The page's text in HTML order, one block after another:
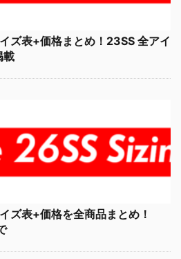
ズ表+価格まとめ！23SS 全アイ
載
表+価格を全商品まとめ！